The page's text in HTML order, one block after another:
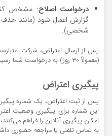
درخواست اصلاح: مشخص
گزارش اعمال شود (مانند
شخصی).
پس از ارسال اعتراض، شرکت
(معمولاً ۳۰ روز) به درخواست شما رسیدگی کند.
پیگیری اعتراض
پس از ثبت اعتراض، یک شماره
این شماره برای پیگیری وضعیت
امکان پیگیری آنلاین را فراهم
به تماس تلفنی یا مراجعه حضوری